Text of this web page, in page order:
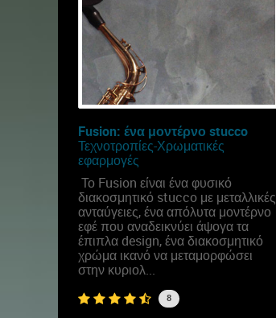
Fusion: ένα μοντέρνο stucco
Τεχνοτροπίες-Χρωματικές
εφαρμογές
Το Fusion είναι ένα φυσικό
διακοσμητικό stucco με μεταλλικές
ανταύγειες, ένα απόλυτα μοντέρνο
εφέ που αναδεικνύει άψογα τα
έπιπλα design, ένα διακοσμητικό
χρώμα ικανό να μεταμορφώσει
στην κυριολ...
8